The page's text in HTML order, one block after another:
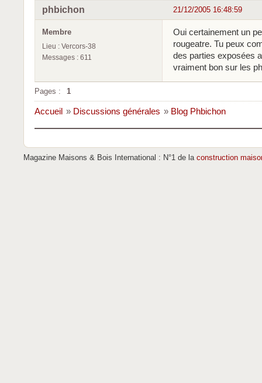
21/12/2005 16:48:59
phbichon
Membre
Lieu : Vercors-38
Messages : 611
Oui certainement un
rougeatre. Tu peux
des parties exposées
vraiment bon sur les
Pages : 1
Accueil » Discussions générales » Blog Phbichon
Magazine Maisons & Bois International : N°1 de la construction